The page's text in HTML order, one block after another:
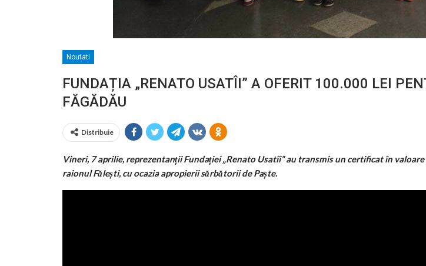
Noutati
FUNDAȚIA „RENATO USATÎI” A OFERIT 100.000 LEI
FĂGĂDĂU
Distribuie
Vineri, 7 aprilie, reprezentanții Fundației „Renato Usatîi” au transmis un certificat în
raionul Fălești, cu ocazia apropierii sărbătorii de Paște.